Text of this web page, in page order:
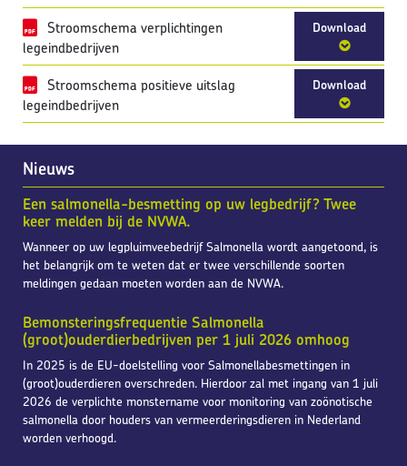
Nieuws
Een salmonella-besmetting op uw legbedrijf? Twee
keer melden bij de NVWA.
Wanneer op uw legpluimveebedrijf Salmonella wordt aangetoond, is
het belangrijk om te weten dat er twee verschillende soorten
meldingen gedaan moeten worden aan de NVWA.
Bemonsteringsfrequentie Salmonella
(groot)ouderdierbedrijven per 1 juli 2026 omhoog
In 2025 is de EU-doelstelling voor Salmonellabesmettingen in
(groot)ouderdieren overschreden. Hierdoor zal met ingang van 1 juli
2026 de verplichte monstername voor monitoring van zoönotische
salmonella door houders van vermeerderingsdieren in Nederland
worden verhoogd.
Stroomschema verplichtingen
legeindbedrijven
Download
Stroomschema positieve uitslag
legeindbedrijven
Download